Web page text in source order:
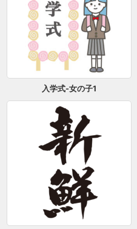
入学式-女の子1